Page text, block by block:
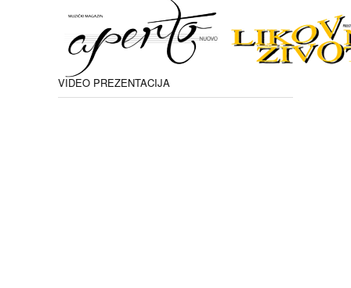
VIDEO PREZENTACIJA